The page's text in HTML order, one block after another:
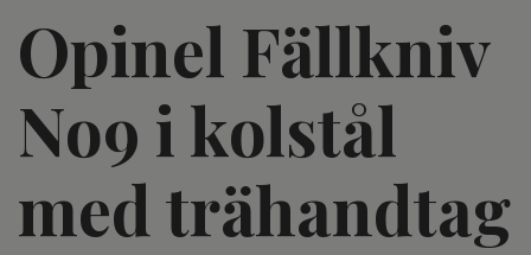
Opinel Fällkniv
No9 i kolstål
med trähandtag